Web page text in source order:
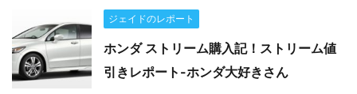
ジェイドのレポート
ホンダ ストリーム購入記！ストリーム値
引きレポート-ホンダ大好きさん